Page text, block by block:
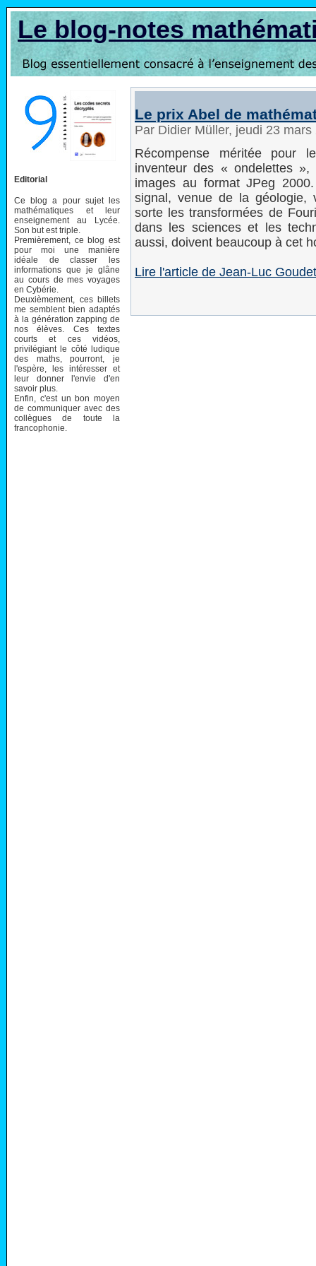
Le blog-notes
Editorial
Ce blog a pour sujet les
mathématiques et leur
enseignement au Lycée.
Son but est triple.
Premièrement, ce blog est
pour moi une manière
idéale de classer les
informations que je glâne
au cours de mes voyages
en Cybérie.
Deuxièmement, ces billets
me semblent bien adaptés
à la génération zapping de
nos élèves. Ces textes
courts et ces vidéos,
privilégiant le côté ludique
des maths, pourront, je
l'espère, les intéresser et
leur donner l'envie d'en
savoir plus.
Enfin, c'est un bon moyen
de communiquer avec des
collègues de toute la
francophonie.
Le prix Abel de
Par Didier Müller, jeudi 23
Récompense méritée pour
inventeur des « ondelettes
images au format JPeg
signal, venue de la géologie,
sorte les transformées de
dans les sciences et les
aussi, doivent beaucoup à cet
Lire l'article de Jean-Luc